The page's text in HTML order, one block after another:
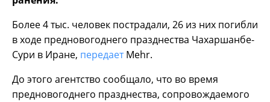
Более 4 тыс. человек пострадали, 26 из них погибли
в ходе предновогоднего празднества Чахаршанбе-
Сури в Иране, передаетMehr.
До этого агентство сообщало, что во время
предновогоднего празднества, сопровождаемого